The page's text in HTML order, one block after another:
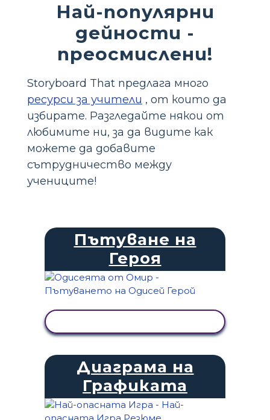
Най-популярни
дейности -
преосмислени!
Storyboard That предлага много
ресурси за учители , от които да
избирате. Разгледайте някои от
любимите ни, за да видите как
можете да добавите
сътрудничество между
учениците!
Пътуване на
Героя
Диаграма на
Графиката